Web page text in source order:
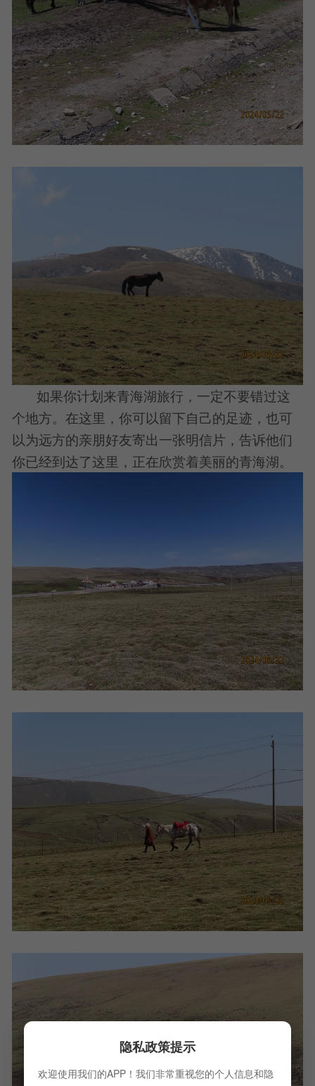
如果你计划来青海湖旅行，一定不要错过这
个地方。在这里，你可以留下自己的足迹，也可
以为远方的亲朋好友寄出一张明信片，告诉他们
你已经到达了这里，正在欣赏着美丽的青海湖。
隐私政策提示
欢迎使用我们的APP！我们非常重视您的个人信息和隐